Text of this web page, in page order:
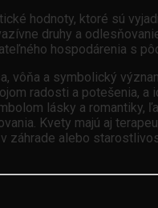
hodnoty, ktoré sú
druhy a
hospodárenia s
vôňa a symbolický
radosti a potešenia,
lásky a romantiky,
Kvety majú aj
alebo